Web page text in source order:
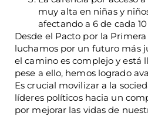
muy alta en niñas y
afectando a 6 de cada 10
Desde el Pacto por la
luchamos por un futuro más
el camino es complejo y está
pese a ello, hemos logrado
Es crucial movilizar a la
líderes políticos hacia un
por mejorar las vidas de